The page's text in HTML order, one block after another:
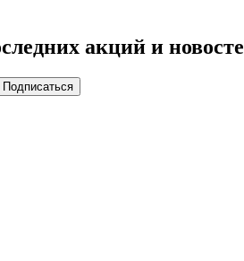
акций и
Подписаться